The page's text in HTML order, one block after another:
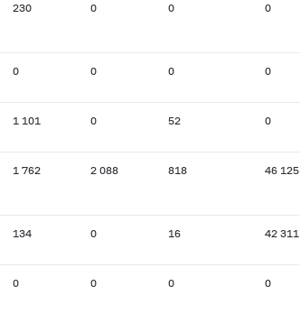
230 0 0 0
0 0 0 0
1 101 0 52 0
1 762 2 088 818 46 125
134 0 16 42 311
0 0 0 0